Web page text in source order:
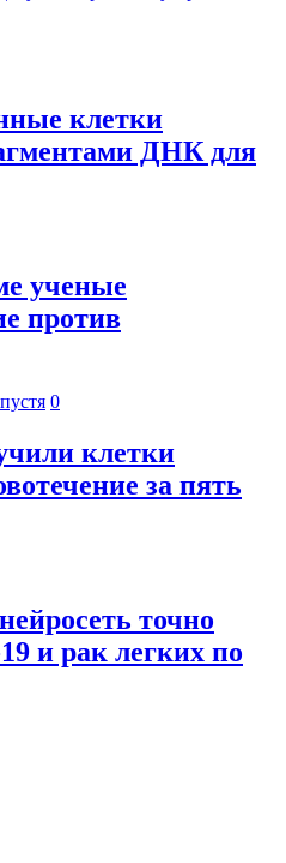
клетки
ДНК для
ученые
против
0
клетки
за пять
точно
и рак легких по